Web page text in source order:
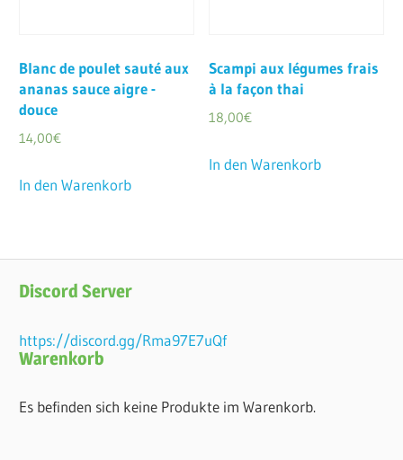
Blanc de poulet sauté aux
ananas sauce aigre -
douce
14,00€
In den Warenkorb
Scampi aux légumes frais
à la façon thai
18,00€
In den Warenkorb
Discord Server
https://discord.gg/Rma97E7uQf
Warenkorb
Es befinden sich keine Produkte im Warenkorb.